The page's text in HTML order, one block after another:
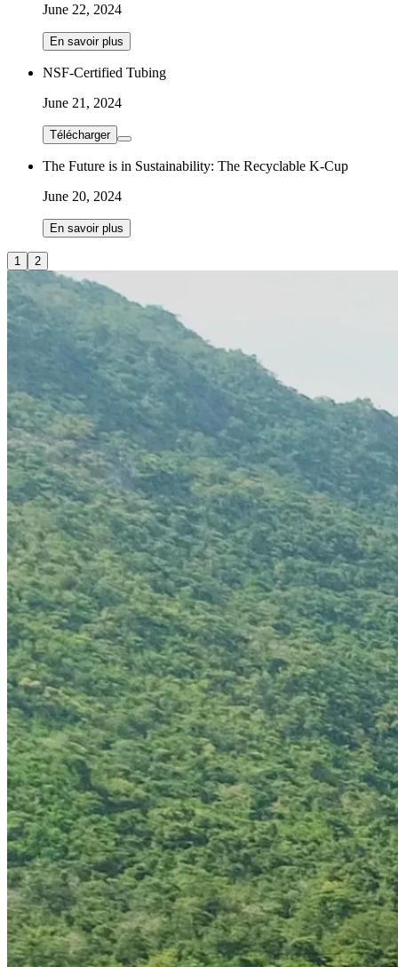
June 22, 2024
En savoir plus
NSF-Certified Tubing
June 21, 2024
Télécharger
The Future is in Sustainability: The Recyclable K-Cup
June 20, 2024
En savoir plus
1 2